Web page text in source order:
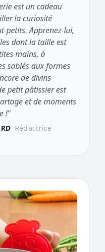
est un cadeau
la curiosité
petits. Apprenez-lui,
dont la taille est
mains, à
sablés aux formes
de divins
petit pâtissier est
et de moments
!"
Rédactrice